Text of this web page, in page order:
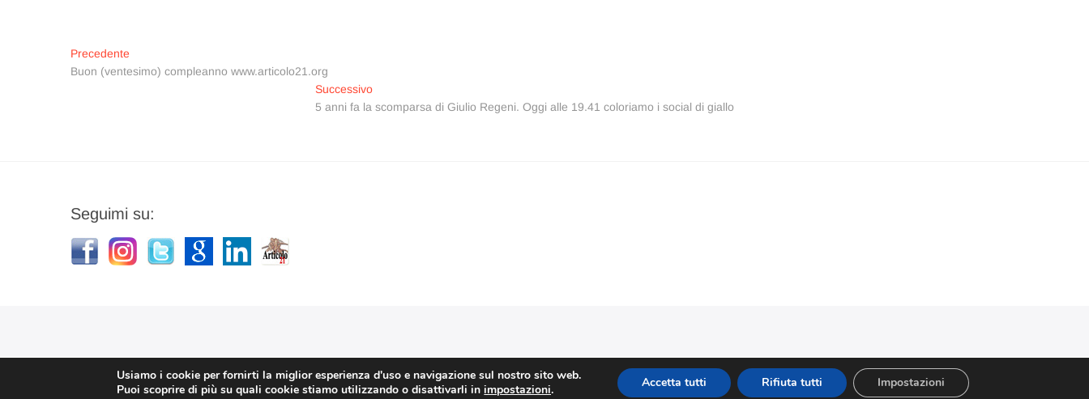
Navigazione
articoli
Precedente
precedente:
Buon (ventesimo) compleanno www.articolo21.org
SuccessivoArticolo
successivo:
5 anni fa la scomparsa di Giulio Regeni. Oggi alle 19.41 coloriamo i social di giallo
Seguimi su:
Usiamo i cookie per fornirti la miglior esperienza d'uso e navigazione sul nostro sito web.
Puoi scoprire di più su quali cookie stiamo utilizzando o disattivarli inimpostazioni. Accetta tutti Rifiuta tutti Impostazioni